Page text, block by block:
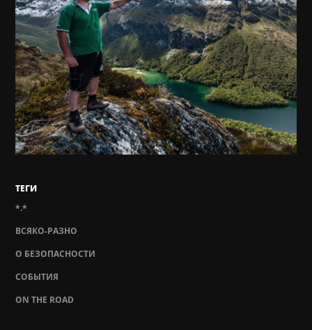
ТЕГИ
*.*
ВСЯКО-РАЗНО
О БЕЗОПАСНОСТИ
СОБЫТИЯ
ON THE ROAD